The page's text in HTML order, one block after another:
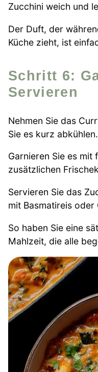
Zucchini weich und
Der Duft, der
Küche zieht, ist
Schritt 6: Garnieren Und
Servieren
Nehmen Sie das
Sie es kurz abkühlen.
Garnieren Sie es mit
zusätzlichen
Servieren Sie das
mit Basmatireis oder
So haben Sie eine
Mahlzeit, die alle